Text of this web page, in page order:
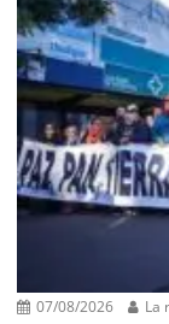
07/08/2026 La